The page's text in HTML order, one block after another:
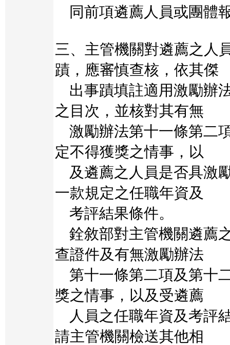
同前項遴薦人員或團體
三、主管機關對遴薦之人
蹟，應審慎查核，依其傑
出事蹟填註適用激勵辦
之目次，並核對其有無
激勵辦法第十一條第二
定不得獲獎之情事，以
及遴薦之人員是否具激
一款規定之任職年資及
考評結果條件。
銓敘部對主管機關遴薦
查證件及有無激勵辦法
第十一條第二項及第十
獎之情事，以及受遴薦
人員之任職年資及考評
請主管機關檢送其他相